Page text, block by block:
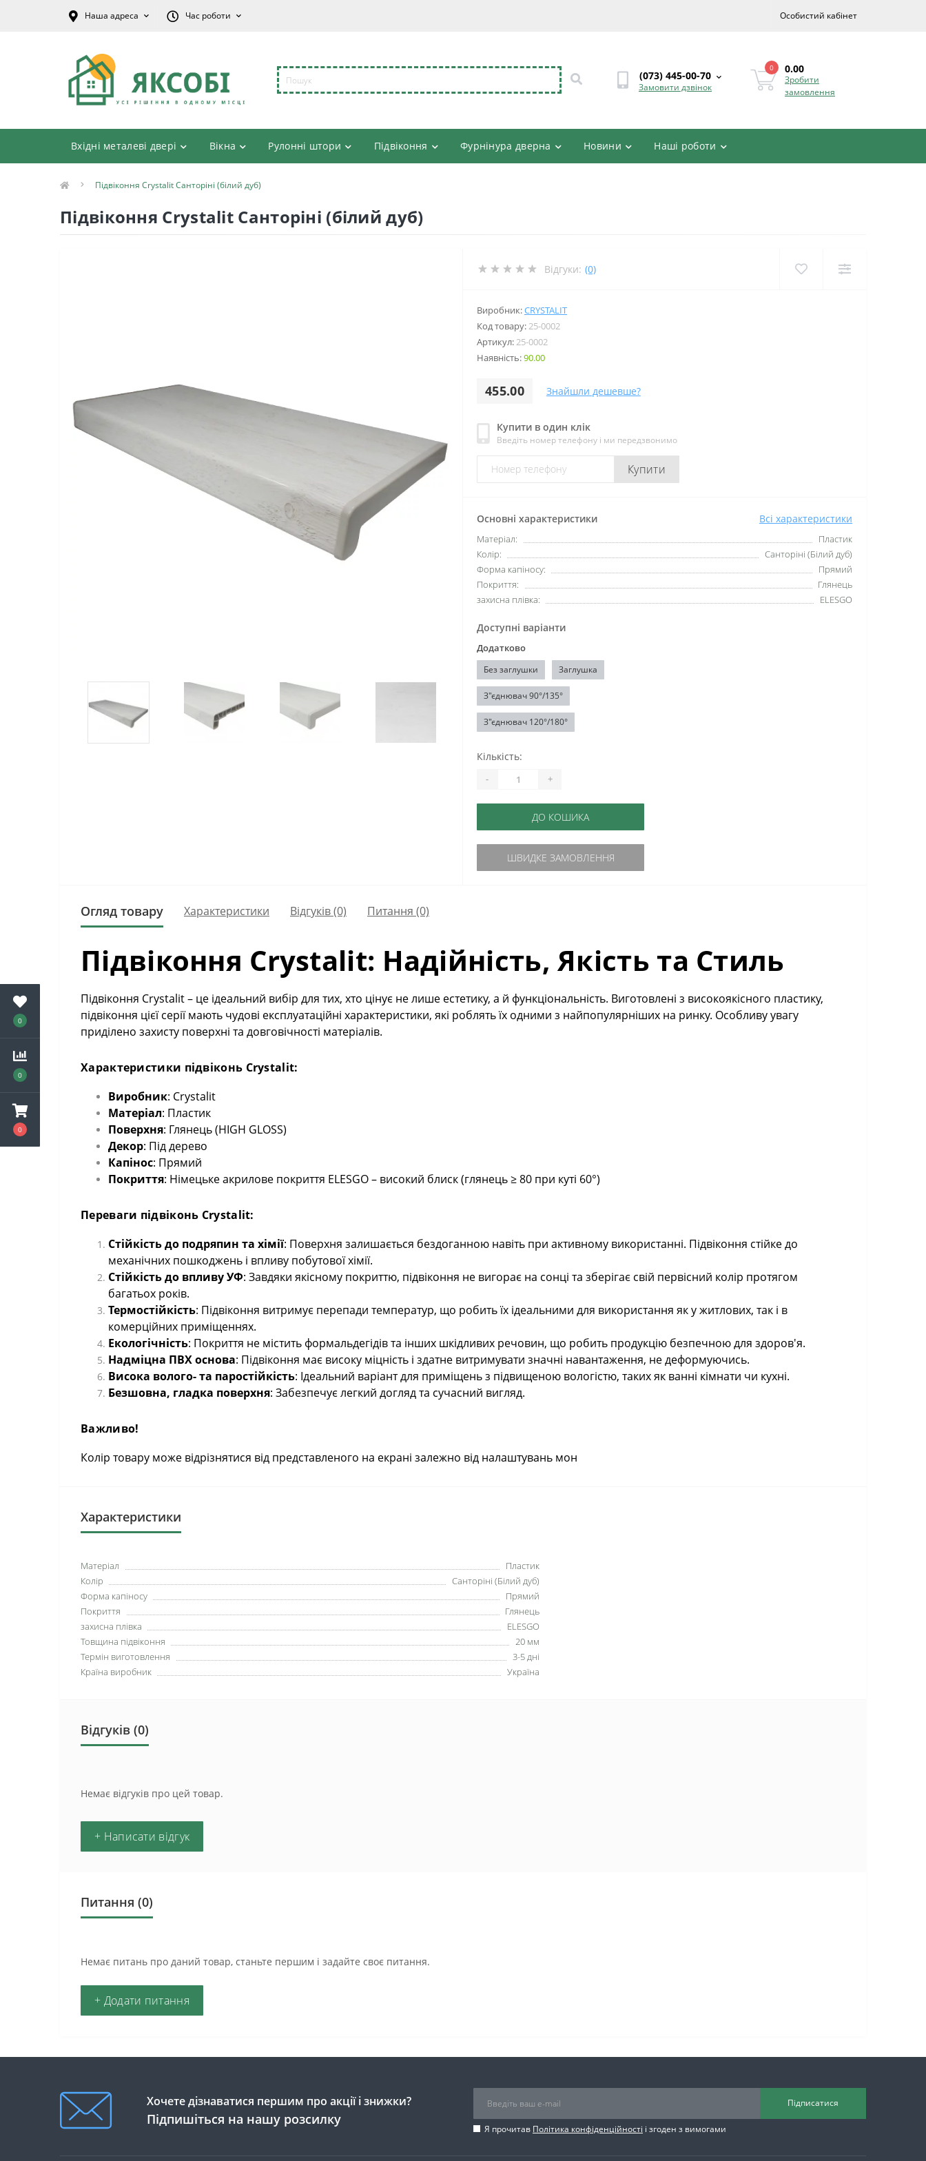
0
0
0
Наша адреса Час роботи Особистий кабінет
(073) 445-00-70
Замовити дзвінок
0 0.00
Зробити
замовлення
Вхідні металеві двері Вікна Рулонні штори Підвіконня Фурнінура дверна Новини Наші роботи
Підвіконня Crystalit Санторіні (білий дуб)
Підвіконня Crystalit Санторіні (білий дуб)
Відгуки: (0)
Виробник:CRYSTALIT
Код товару:25-0002
Артикул:25-0002
Наявність:90.00
455.00 Знайшли дешевше?
Купити в один клік
Введіть номер телефону і ми передзвонимо
Купити
Основні характеристики Всі характеристики
Матеріал:
Пластик
Колір:
Санторіні (Білий дуб)
Форма капіносу:
Прямий
Покриття:
Глянець
захисна плівка:
ELESGO
Доступні варіанти
Додатково
Без заглушки Заглушка
З"єднювач 90°/135°
З"єднювач 120°/180°
Кількість:
- +
ДО КОШИКА
ШВИДКЕ ЗАМОВЛЕННЯ
Огляд товару Характеристики Відгуків (0) Питання (0)
Підвіконня Crystalit: Надійність, Якість та Стиль
Підвіконня Crystalit – це ідеальний вибір для тих, хто цінує не лише естетику, а й функціональність. Виготовлені з високоякісного пластику,
підвіконня цієї серії мають чудові експлуатаційні характеристики, які роблять їх одними з найпопулярніших на ринку. Особливу увагу
приділено захисту поверхні та довговічності матеріалів.
Характеристики підвіконь Crystalit:
Виробник: Crystalit
Матеріал: Пластик
Поверхня: Глянець (HIGH GLOSS)
Декор: Під дерево
Капінос: Прямий
Покриття: Німецьке акрилове покриття ELESGO – високий блиск (глянець ≥ 80 при куті 60°)
Переваги підвіконь Crystalit:
Стійкість до подряпин та хімії: Поверхня залишається бездоганною навіть при активному використанні. Підвіконня стійке до
механічних пошкоджень і впливу побутової хімії.
Стійкість до впливу УФ: Завдяки якісному покриттю, підвіконня не вигорає на сонці та зберігає свій первісний колір протягом
багатьох років.
Термостійкість: Підвіконня витримує перепади температур, що робить їх ідеальними для використання як у житлових, так і в
комерційних приміщеннях.
Екологічність: Покриття не містить формальдегідів та інших шкідливих речовин, що робить продукцію безпечною для здоров'я.
Надміцна ПВХ основа: Підвіконня має високу міцність і здатне витримувати значні навантаження, не деформуючись.
Висока волого- та паростійкість: Ідеальний варіант для приміщень з підвищеною вологістю, таких як ванні кімнати чи кухні.
Безшовна, гладка поверхня: Забезпечує легкий догляд та сучасний вигляд.
Важливо!
Колір товару може відрізнятися від представленого на екрані залежно від налаштувань мон
Характеристики
Матеріал
Пластик
Колір
Санторіні (Білий дуб)
Форма капіносу
Прямий
Покриття
Глянець
захисна плівка
ELESGO
Товщина підвіконня
20 мм
Термін виготовлення
3-5 дні
Країна виробник
Україна
Відгуків (0)
Немає відгуків про цей товар.
+ Написати відгук
Питання (0)
Немає питань про даний товар, станьте першим і задайте своє питання.
+ Додати питання
Хочете дізнаватися першим про акції і знижки?
Підпишіться на нашу розсилку
Підписатися
Я прочитав Політика конфіденційності і згоден з вимогами